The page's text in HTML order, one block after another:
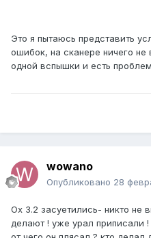
Это я пытаюсь представить
ошибок, на сканере ничего не
одной вспышки и есть
wowano
Опубликовано 28
Ох 3.2 засуетились- никто не
делают ! уже урал приписали